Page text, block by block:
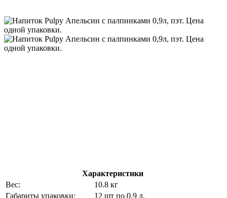
Характеристики
Вес:
10.8 кг
Габариты упаковки:
12 шт по 0.9 л.